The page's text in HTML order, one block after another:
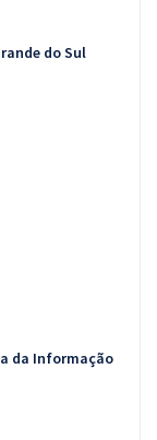
do Sul
da Informação